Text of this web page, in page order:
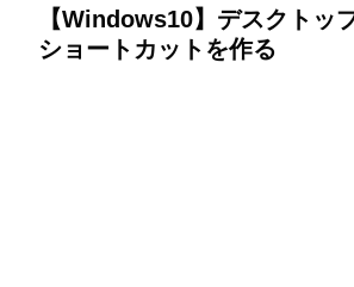
【Windows10】デスクトッ
ショートカットを作る